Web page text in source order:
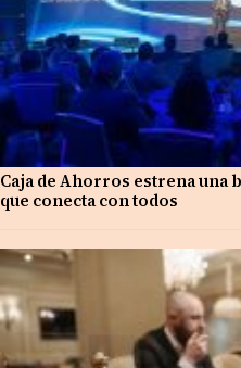
Caja de Ahorros estrena una
que conecta con todos